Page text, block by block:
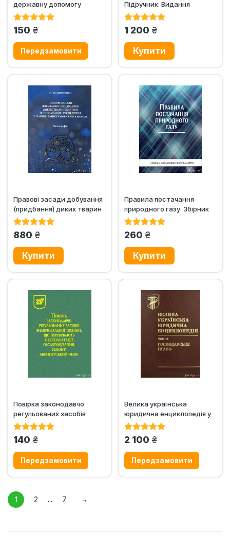
державну допомогу
суб’єктам
150 грн.
Підручник. Видання
четверте
1 200 грн.
Правові засади добування
(придбання) диких тварин
з метою їх утримання і...
880 грн.
Правила постачання
природного газу. Збірник
нормативно-правових
260 грн.
Повірка законодавчо
регульованих засобів
вимірювальної техніки,
140 грн.
Велика українська
юридична енциклопедія у
20-ти томах. Том 15....
2 100 грн.
1 2 ... 7 →